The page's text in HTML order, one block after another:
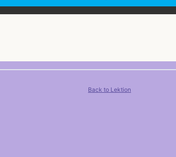
Back to Lektion